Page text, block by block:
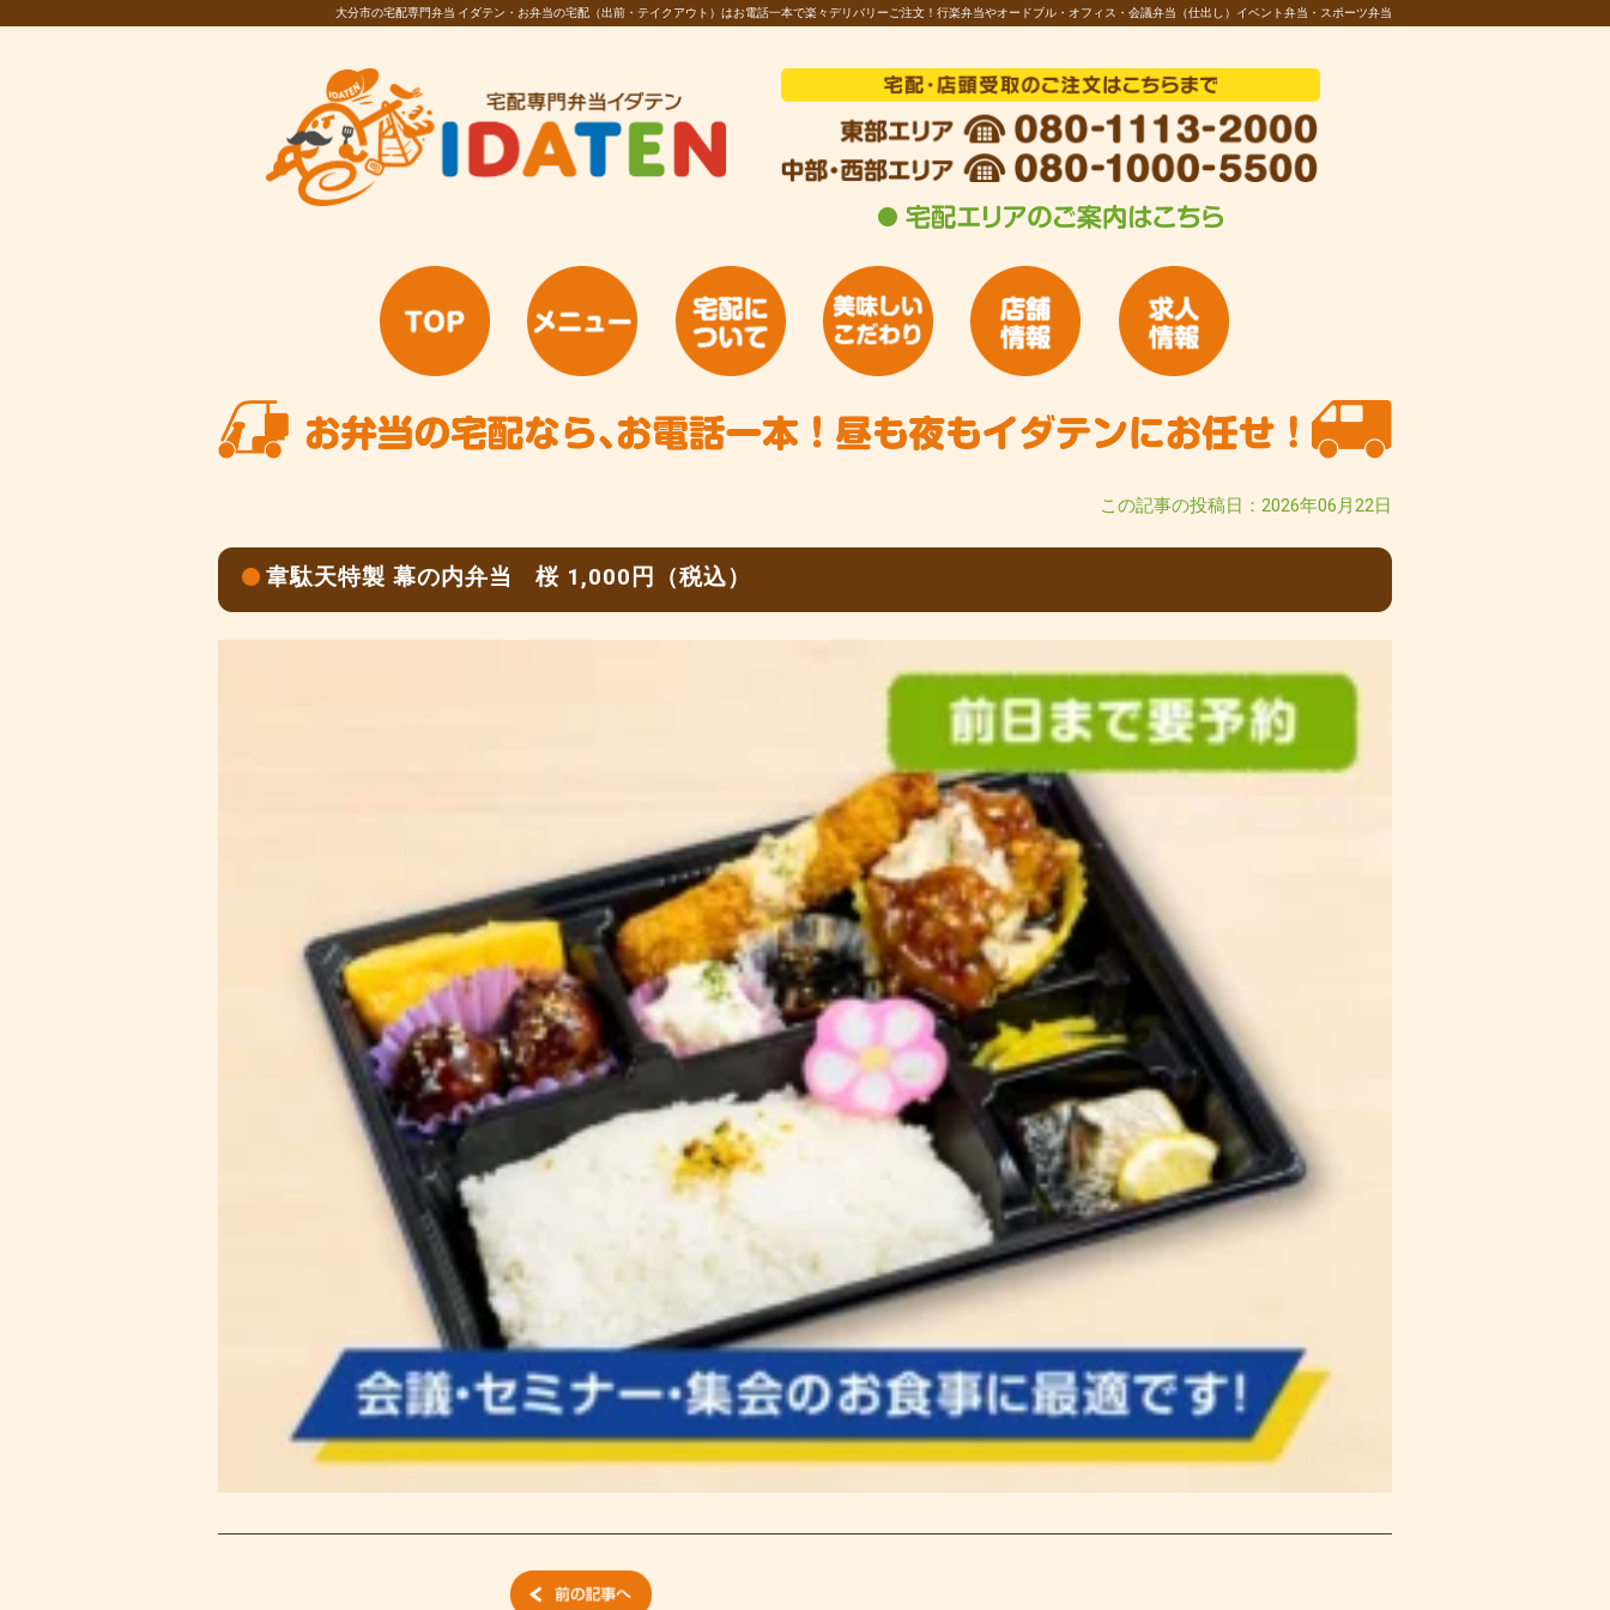
大分市の宅配専門弁当 イダテン・お弁当の宅配（出前・テイクアウト）はお電話一本で楽々デリバリーご注文！行楽弁当やオードブル・オフィス・会議弁当（仕出し）イベント弁当・スポーツ弁当
この記事の投稿日：2026年06月22日
韋駄天特製 幕の内弁当 桜 1,000円（税込）